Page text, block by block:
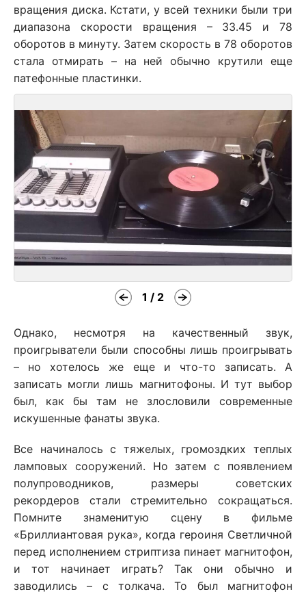
вращения диска. Кстати, у всей техники были три
диапазона скорости вращения – 33.45 и 78
оборотов в минуту. Затем скорость в 78 оборотов
стала отмирать – на ней обычно крутили еще
патефонные пластинки.
1 / 2
Однако, несмотря на качественный звук,
проигрыватели были способны лишь проигрывать
– но хотелось же еще и что-то записать. А
записать могли лишь магнитофоны. И тут выбор
был, как бы там не злословили современные
искушенные фанаты звука.
Все начиналось с тяжелых, громоздких теплых
ламповых сооружений. Но затем с появлением
полупроводников, размеры советских
рекордеров стали стремительно сокращаться.
Помните знаменитую сцену в фильме
«Бриллиантовая рука», когда героиня Светличной
перед исполнением стриптиза пинает магнитофон,
и тот начинает играть? Так они обычно и
заводились – с толкача. То был магнитофон